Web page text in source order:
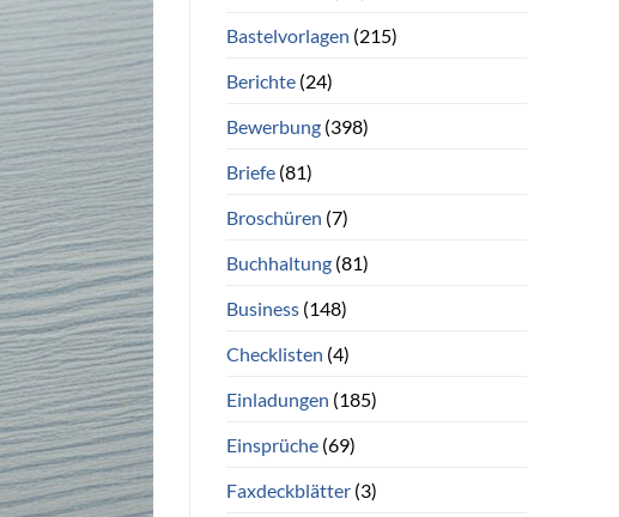
Bastelvorlagen (215)
Berichte(24)
Bewerbung(398)
Briefe(81)
Broschüren (7)
Buchhaltung(81)
Business(148)
Checklisten (4)
Einladungen (185)
Einsprüche(69)
Faxdeckblätter(3)